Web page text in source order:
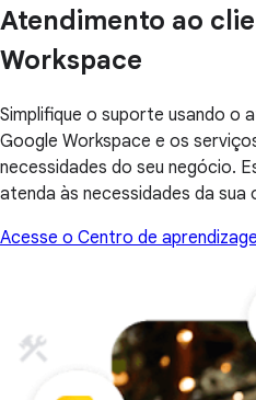
Atendimento ao
Workspace
Simplifique o suporte usando o
Google Workspace e os
necessidades do seu negócio.
atenda às necessidades da sua
Acesse o Centro de